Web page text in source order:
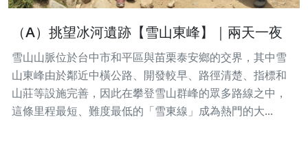
（A）挑望冰河遺跡【雪山東峰】｜兩天一夜
雪山山脈位於台中市和平區與苗栗泰安鄉的交界，其中雪
山東峰由於鄰近中橫公路、開發較早、路徑清楚、指標和
山莊等設施完善，因此在攀登雪山群峰的眾多路線之中，
這條里程最短、難度最低的「雪東線」成為熱門的大...